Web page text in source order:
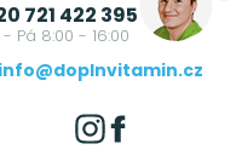
721 422 395
- Pá 8:00 - 16:00
info@doplnvitamin.cz